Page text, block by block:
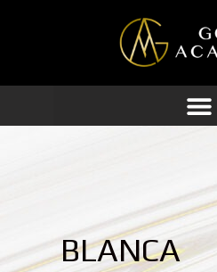
contenido
BLANCA